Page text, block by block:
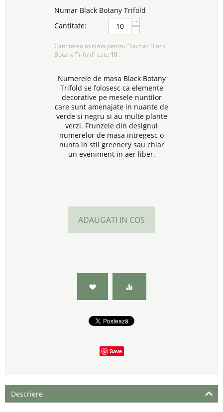
Numar Black Botany Trifold
Cantitate:
+
−
Cantitatea minima pentru "Numar Black
Botany Trifold" este 10.
Numerele de masa Black Botany
Trifold se folosesc ca elemente
decorative pe mesele nuntilor
care sunt amenajate in nuante de
verde si negru si au multe plante
verzi. Frunzele din designul
numerelor de masa intregesc o
nunta in stil greenery sau chiar
un eveniment in aer liber.
ADAUGATI IN COS
Save
Descriere